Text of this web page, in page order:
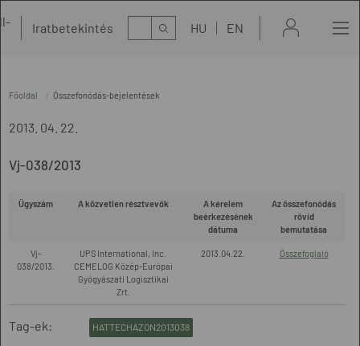
Iratbetekintés Kereső HU EN
Főoldal Összefonódás-bejelentések
2013. 04. 22.
Vj-038/2013
Ügyszám A közvetlen résztvevők
A kérelem
beérkezésének
dátuma
Az összefonódás
rövid
bemutatása
Vj-
038/2013.
UPS International, Inc.
CEMELOG Közép-Európai
Gyógyászati Logisztikai
Zrt.
2013.04.22. Összefoglaló
Tag-ek: HATTECHAZON2013038